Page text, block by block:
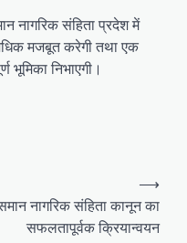
नागरिक संहिता प्रदेश में
मजबूत करेगी तथा एक
भूमिका निभाएगी।
नागरिक संहिता कानून का
सफलतापूर्वक क्रियान्वयन
⟶